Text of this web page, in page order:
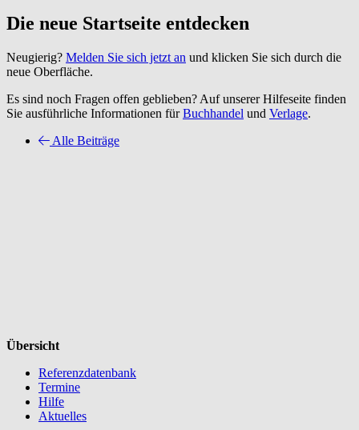
Die neue Startseite entdecken
Neugierig? Melden Sie sich jetzt an und klicken Sie sich durch die
neue Oberfläche.
Es sind noch Fragen offen geblieben? Auf unserer Hilfeseite finden
Sie ausführliche Informationen fürBuchhandel und Verlage.
Alle Beiträge
Übersicht
Referenzdatenbank
Termine
Hilfe
Aktuelles